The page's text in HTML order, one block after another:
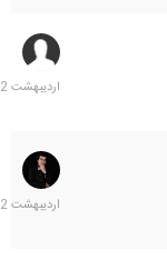
18
12